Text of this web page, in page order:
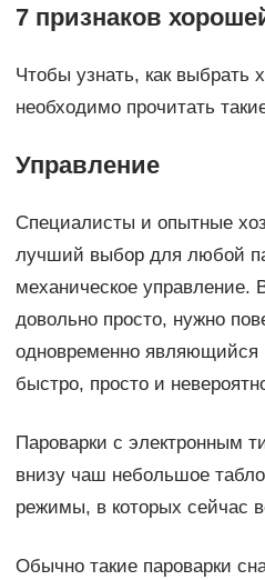
7 признаков
Чтобы узнать, как выбрать
необходимо прочитать
Управление
Специалисты и опытные
лучший выбор для любой
механическое управление.
довольно просто, нужно
одновременно являющийся
быстро, просто и
Пароварки с электронным
внизу чаш небольшое
режимы, в которых сейчас
Обычно такие пароварки